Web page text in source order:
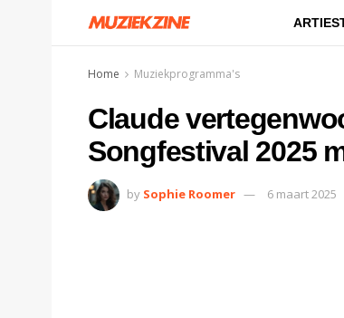
Home Muziekprogramma's
Claude
Songfestival 2025
by Sophie Roomer 6 maart 2025